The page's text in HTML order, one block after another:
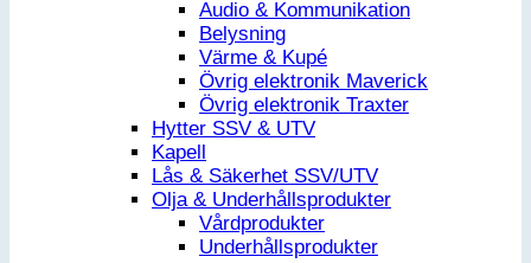
Audio & Kommunikation
Belysning
Värme & Kupé
Övrig elektronik Maverick
Övrig elektronik Traxter
Hytter SSV & UTV
Kapell
Lås & Säkerhet SSV/UTV
Olja & Underhållsprodukter
Vårdprodukter
Underhållsprodukter